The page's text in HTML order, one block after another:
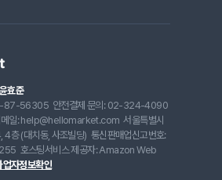
효준
87-56305 안전결제 문의: 02-324-4090
메일: help@hellomarket.com 서울특별시
층 (대치동, 사조빌딩) 통신판매업신고번호:
호스팅서비스 제공자: Amazon Web
업자정보확인